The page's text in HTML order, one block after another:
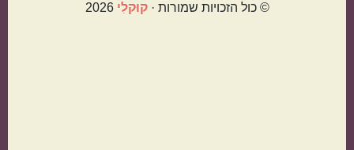
© כול הזכויות שמורות ·קוּקלִי 2026